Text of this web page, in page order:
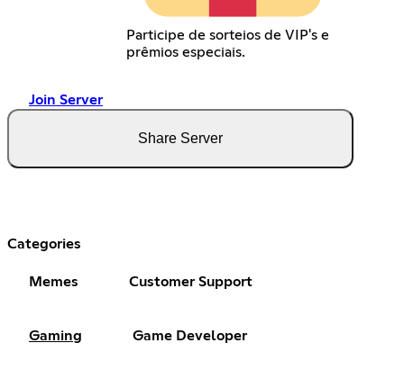
Participe de sorteios de VIP's e
prêmios especiais.
Join Server
Share Server
Categories
Memes Customer Support
Gaming Game Developer